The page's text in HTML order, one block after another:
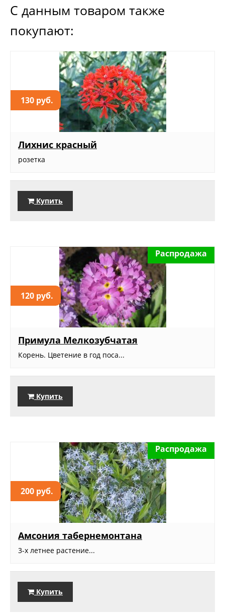
С данным товаром также
покупают:
130 руб.
Лихнис красный
розетка
Купить
120 руб.
Распродажа
Примула Мелкозубчатая
Корень. Цветение в год поса...
Купить
200 руб.
Распродажа
Амсония табернемонтана
3-х летнее растение...
Купить